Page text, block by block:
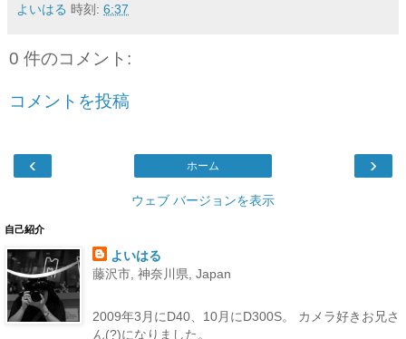
よいはる 時刻: 6:37
0 件のコメント:
コメントを投稿
‹ ›
ホーム
ウェブ バージョンを表示
自己紹介
よいはる
藤沢市, 神奈川県, Japan
2009年3月にD40、10月にD300S。 カメラ好きお兄さ
ん(?)になりました。